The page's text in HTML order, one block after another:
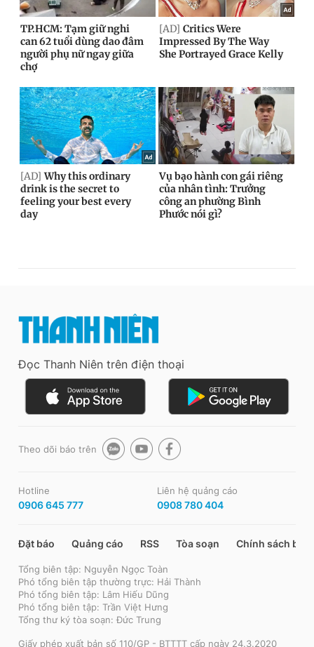
Đọc Thanh Niên trên điện thoại
Theo dõi báo trên
Hotline
0906 645 777
Liên hệ quảng cáo
0908 780 404
Đặt báo Quảng cáo RSS Tòa soạn Chính sách bảo
Tổng biên tập: Nguyễn Ngọc Toàn
Phó tổng biên tập thường trực: Hải Thành
Phó tổng biên tập: Lâm Hiếu Dũng
Phó tổng biên tập: Trần Việt Hưng
Tổng thư ký tòa soạn: Đức Trung
Giấy phép xuất bản số 110/GP - BTTTT cấp ngày 24.3.2020